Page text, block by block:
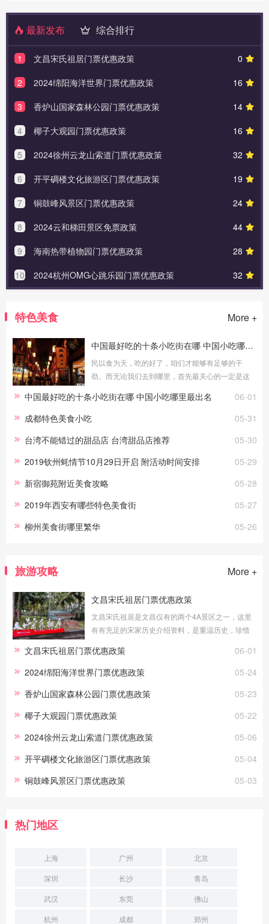
最新发布 综合排行
0
1
文昌宋氏祖居门票优惠政策
16
2
2024绵阳海洋世界门票优惠政策
14
3
香炉山国家森林公园门票优惠政策
16
4
椰子大观园门票优惠政策
32
5
2024徐州云龙山索道门票优惠政策
19
6
开平碉楼文化旅游区门票优惠政策
24
7
铜鼓峰风景区门票优惠政策
44
8
2024云和梯田景区免票政策
28
9
海南热带植物园门票优惠政策
32
10 2024杭州OMG心跳乐园门票优惠政策
特色美食 More +
中国最好吃的十条小吃街在哪 中国小吃哪里最出名
民以食为天，吃的好了，咱们才能够有足够的干
劲。而无论我们去到哪里，首先最关心的一定是这
地美食。如今的中国可是有十大美食街享誉国 06-01
中国最好吃的十条小吃街在哪 中国小吃哪里最出名
05-31
成都特色美食小吃
05-30
台湾不能错过的甜品店 台湾甜品店推荐
05-29
2019钦州蚝情节10月29日开启 附活动时间安排
05-28
新宿御苑附近美食攻略
05-27
2019年西安有哪些特色美食街
05-26
柳州美食街哪里繁华
旅游攻略 More +
文昌宋氏祖居门票优惠政策
文昌宋氏祖居是文昌仅有的两个4A景区之一，这里
有有充足的宋家历史介绍资料，是重温历史，珍惜
没有什么优待政策呢？优待政策免票：70岁(
06-01
文昌宋氏祖居门票优惠政策
05-24
2024绵阳海洋世界门票优惠政策
05-23
香炉山国家森林公园门票优惠政策
05-22
椰子大观园门票优惠政策
05-06
2024徐州云龙山索道门票优惠政策
05-04
开平碉楼文化旅游区门票优惠政策
05-03
铜鼓峰风景区门票优惠政策
热门地区
上海 广州
北京
深圳
长沙
青岛
武汉
东莞
佛山
杭州
成都 郑州